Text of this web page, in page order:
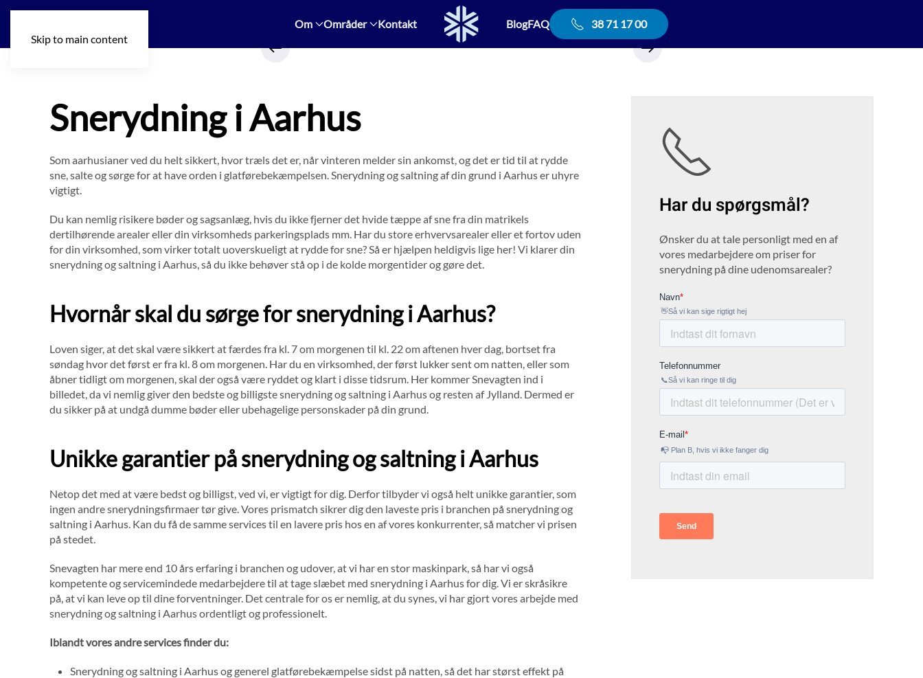
Skip to main content
Om Områder Kontakt BlogFAQ 38 71 17 00
Snerydning i Aarhus
Som aarhusianer ved du helt sikkert, hvor træls det er, når vinteren melder sin ankomst, og det er tid til at rydde
sne, salte og sørge for at have orden i glatførebekæmpelsen. Snerydning og saltning af din grund i Aarhus er uhyre
vigtigt.
Du kan nemlig risikere bøder og sagsanlæg, hvis du ikke fjerner det hvide tæppe af sne fra din matrikels
dertilhørende arealer eller din virksomheds parkeringsplads mm. Har du store erhvervsarealer eller et fortov uden
for din virksomhed, som virker totalt uoverskueligt at rydde for sne? Så er hjælpen heldigvis lige her! Vi klarer din
snerydning og saltning i Aarhus, så du ikke behøver stå op i de kolde morgentider og gøre det.
Hvornår skal du sørge for snerydning i Aarhus?
Loven siger, at det skal være sikkert at færdes fra kl. 7 om morgenen til kl. 22 om aftenen hver dag, bortset fra
søndag hvor det først er fra kl. 8 om morgenen. Har du en virksomhed, der først lukker sent om natten, eller som
åbner tidligt om morgenen, skal der også være ryddet og klart i disse tidsrum. Her kommer Snevagten ind i
billedet, da vi nemlig giver den bedste og billigste snerydning og saltning i Aarhus og resten af Jylland. Dermed er
du sikker på at undgå dumme bøder eller ubehagelige personskader på din grund.
Unikke garantier på snerydning og saltning i Aarhus
Netop det med at være bedst og billigst, ved vi, er vigtigt for dig. Derfor tilbyder vi også helt unikke garantier, som
ingen andre snerydningsfirmaer tør give. Vores prismatch sikrer dig den laveste pris i branchen på snerydning og
saltning i Aarhus. Kan du få de samme services til en lavere pris hos en af vores konkurrenter, så matcher vi prisen
på stedet.
Snevagten har mere end 10 års erfaring i branchen og udover, at vi har en stor maskinpark, så har vi også
kompetente og servicemindede medarbejdere til at tage slæbet med snerydning i Aarhus for dig. Vi er skråsikre
på, at vi kan leve op til dine forventninger. Det centrale for os er nemlig, at du synes, vi har gjort vores arbejde med
snerydning og saltning i Aarhus ordentligt og professionelt.
Iblandt vores andre services finder du:
Snerydning og saltning i Aarhus og generel glatførebekæmpelse sidst på natten, så det har størst effekt på
Har du spørgsmål?
Ønsker du at tale personligt med en af
vores medarbejdere om priser for
snerydning på dine udenomsarealer?